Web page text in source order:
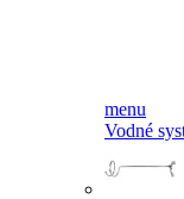
menu
Vodné